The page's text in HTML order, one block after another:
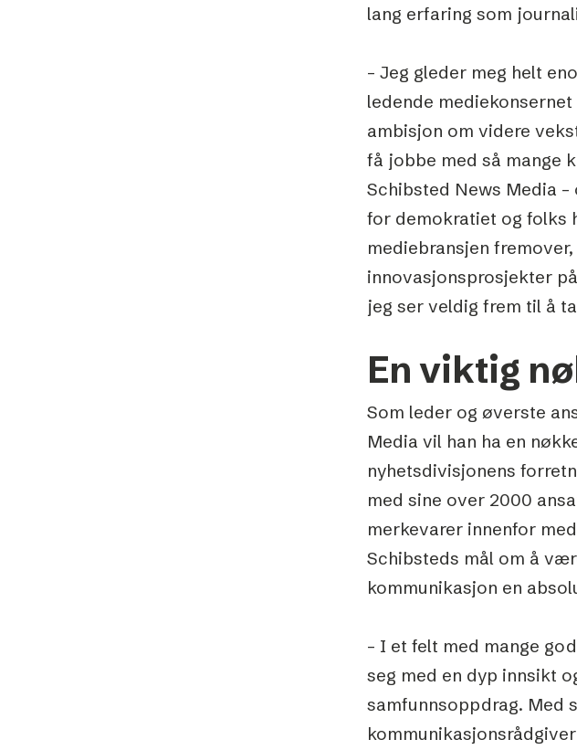
lang erfaring som
– Jeg gleder meg helt
ledende
ambisjon om videre
få jobbe med så mange
Schibsted News Media
for demokratiet og folks
mediebransjen
innovasjonsprosjekter
jeg ser veldig frem til å
En viktig
Som leder og øverste
Media vil han ha en
nyhetsdivisjonens
med sine over 2000
merkevarer innenfor
Schibsteds mål om å
kommunikasjon en
– I et felt med mange
seg med en dyp innsikt
samfunnsoppdrag. Med